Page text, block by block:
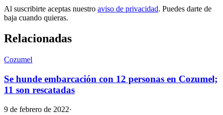
Al suscribirte aceptas nuestro aviso de privacidad. Puedes darte de
baja cuando quieras.
Relacionadas
Cozumel
Se hunde embarcación con 12 personas en Cozumel;
11 son rescatadas
9 de febrero de 2022·